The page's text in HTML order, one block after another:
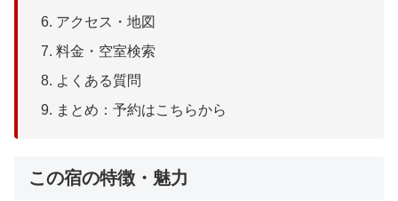
アクセス・地図
料金・空室検索
よくある質問
まとめ：予約はこちらから
この宿の特徴・魅力